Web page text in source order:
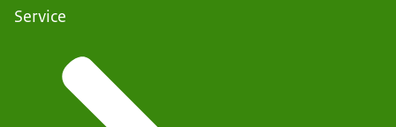
Service